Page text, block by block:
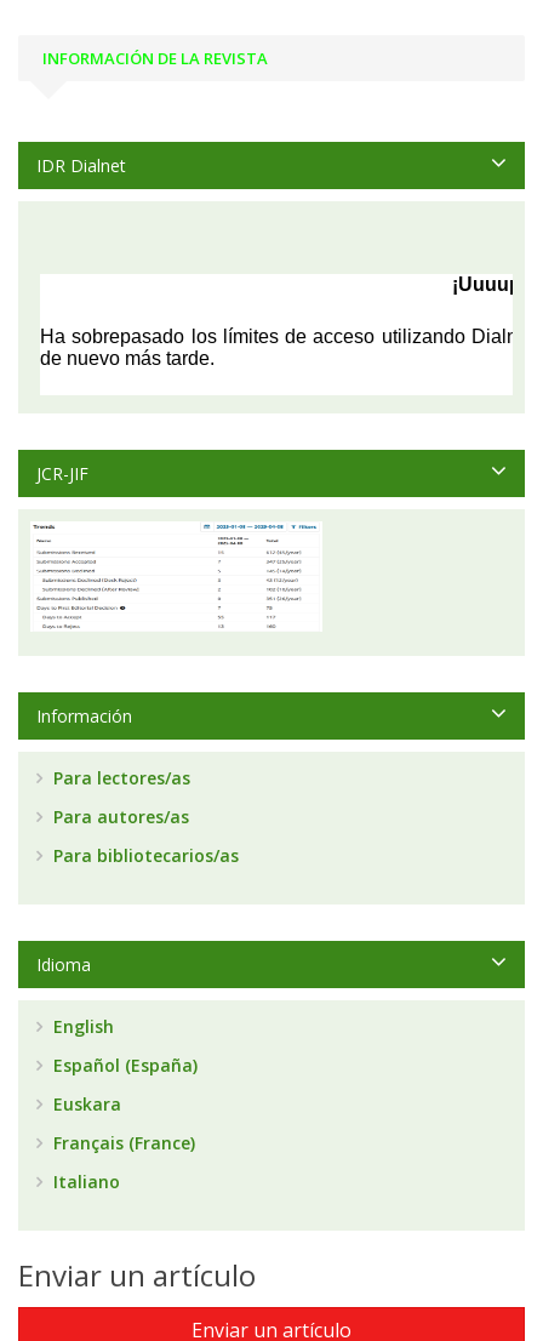
INFORMACIÓN DE LA REVISTA
IDR Dialnet
JCR-JIF
Información
Para lectores/as
Para autores/as
Para bibliotecarios/as
Idioma
English
Español (España)
Euskara
Français (France)
Italiano
Enviar un artículo
Enviar un artículo